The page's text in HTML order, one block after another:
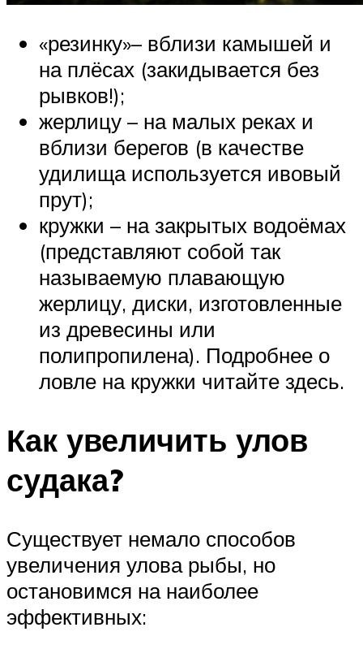
«резинку»– вблизи камышей и
на плёсах (закидывается без
рывков!);
жерлицу – на малых реках и
вблизи берегов (в качестве
удилища используется ивовый
прут);
кружки – на закрытых водоёмах
(представляют собой так
называемую плавающую
жерлицу, диски, изготовленные
из древесины или
полипропилена). Подробнее о
ловле на кружки читайте здесь.
Как увеличить улов
судака?
Существует немало способов
увеличения улова рыбы, но
остановимся на наиболее
эффективных: